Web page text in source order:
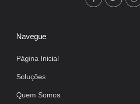
Navegue
Página Inicial
Soluções
Quem Somos